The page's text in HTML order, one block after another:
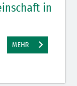
in
MEHR